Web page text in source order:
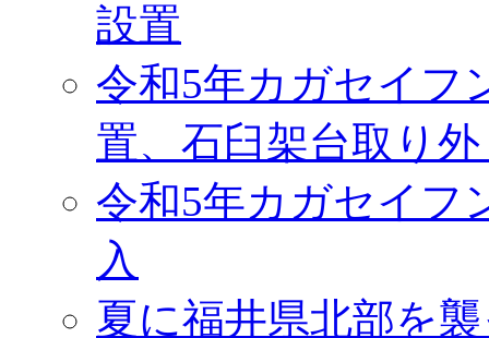
設置
令和5年カガセイフ
置、石臼架台取り
令和5年カガセイフ
入
夏に福井県北部を